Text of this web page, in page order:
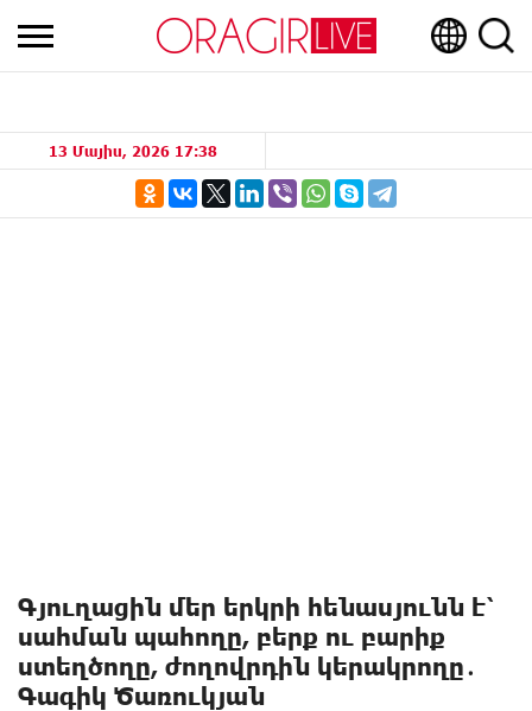
13 Մայիս, 2026 17:38
Գյուղացին մեր երկրի հենասյունն է՝
սահման պահողը, բերք ու բարիք
ստեղծողը, ժողովրդին կերակրողը․
Գագիկ Ծառուկյան